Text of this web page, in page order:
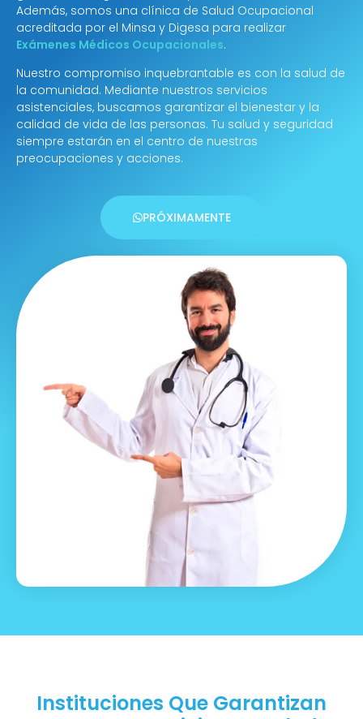
Además, somos una clínica de Salud Ocupacional
acreditada por el Minsa y Digesa para realizar
Exámenes Médicos Ocupacionales.
Nuestro compromiso inquebrantable es con la salud de
la comunidad. Mediante nuestros servicios
asistenciales, buscamos garantizar el bienestar y la
calidad de vida de las personas. Tu salud y seguridad
siempre estarán en el centro de nuestras
preocupaciones y acciones.
PRÓXIMAMENTE
Instituciones Que Garantizan